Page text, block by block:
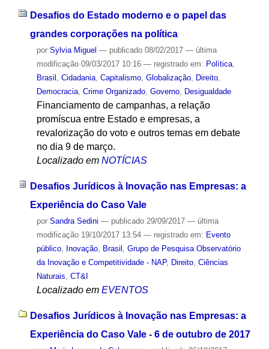
Desafios do Estado moderno e o papel das
grandes corporações na política
por Sylvia Miguel — publicado08/02/2017 — última
modificação09/03/2017 10:16 — registrado em: Política,
Brasil , Cidadania, Capitalismo, Globalização, Direito,
Democracia, Crime Organizado, Governo, Desigualdade
Financiamento de campanhas, a relação
promíscua entre Estado e empresas, a
revalorização do voto e outros temas em debate
no dia 9 de março.
Localizado em NOTÍCIAS
Desafios Jurídicos à Inovação nas Empresas: a
Experiência do Caso Vale
por Sandra Sedini — publicado29/09/2017 — última
modificação19/10/2017 13:54 — registrado em: Evento
público, Inovação, Brasil , Grupo de Pesquisa Observatório
da Inovação e Competitividade - NAP, Direito, Ciências
Naturais, CT&I
Localizado em EVENTOS
Desafios Jurídicos à Inovação nas Empresas: a
Experiência do Caso Vale - 6 de outubro de 2017